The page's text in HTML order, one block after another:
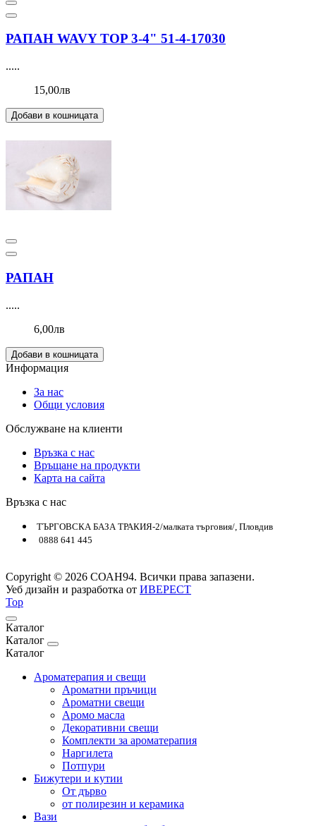
РАПАН WAVY TOP 3-4" 51-4-17030
.....
15,00лв
Добави в кошницата
РАПАН
.....
6,00лв
Добави в кошницата
Информация
За нас
Общи условия
Обслужване на клиенти
Връзка с нас
Връщане на продукти
Карта на сайта
Връзка с нас
ТЪРГОВСКА БАЗА ТРАКИЯ-2/малката търговия/, Пловдив
0888 641 445
Copyright © 2026 СОАН94. Всички права запазени.
Уеб дизайн и разработка от ИВЕРЕСТ
Top
Каталог
Каталог
Каталог
Ароматерапия и свещи
Ароматни пръчици
Ароматни свещи
Аромо масла
Декоративни свещи
Комплекти за ароматерапия
Наргилета
Потпури
Бижутери и кутии
От дърво
от полирезин и керамика
Вази